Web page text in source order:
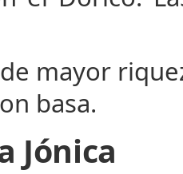
de mayor
basa.
Jónica